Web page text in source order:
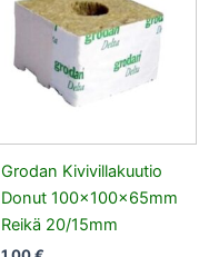
Grodan Kivivillakuutio
Donut 100x100x65mm
Reikä 20/15mm